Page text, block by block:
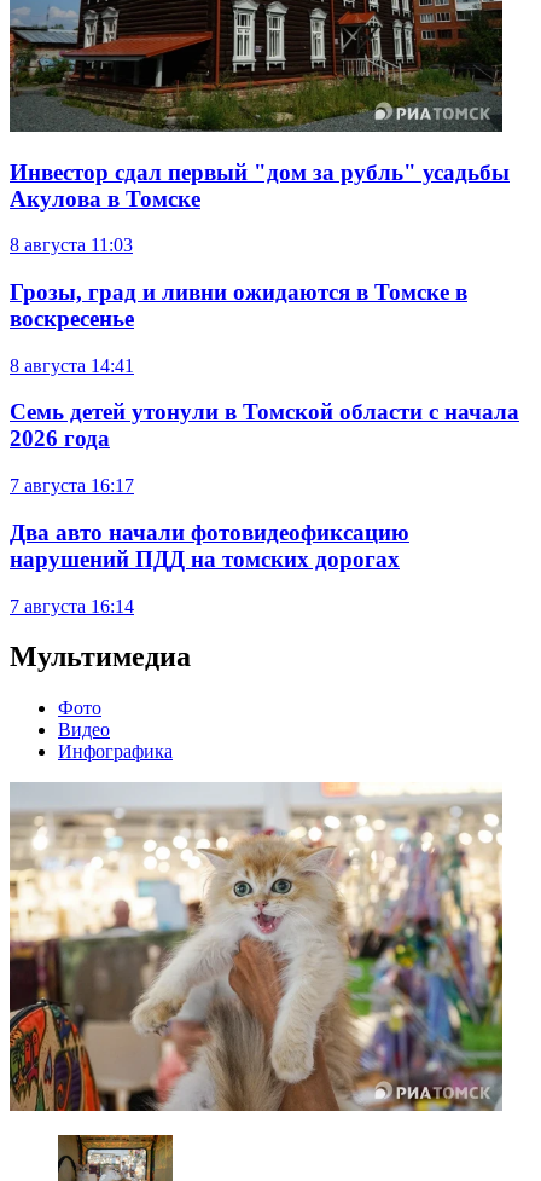
Инвестор сдал первый "дом за рубль" усадьбы
Акулова в Томске
8 августа 11:03
Грозы, град и ливни ожидаются в Томске в
воскресенье
8 августа 14:41
Семь детей утонули в Томской области с начала
2026 года
7 августа 16:17
Два авто начали фотовидеофиксацию
нарушений ПДД на томских дорогах
7 августа 16:14
Мультимедиа
Фото
Видео
Инфографика